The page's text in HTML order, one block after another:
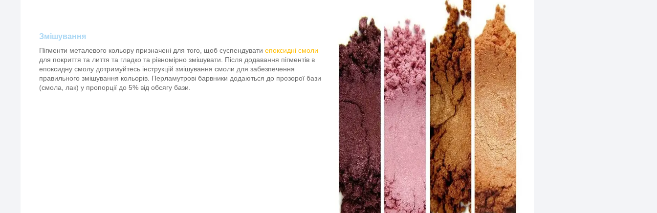
Змішування
Пігменти металевого кольору призначені для того, щоб суспендувати епоксидні смоли
для покриття та лиття та гладко та рівномірно змішувати. Після додавання пігментів в
епоксидну смолу дотримуйтесь інструкцій змішування смоли для забезпечення
правильного змішування кольорів. Перламутрові барвники додаються до прозорої бази
(смола, лак) у пропорції до 5% від обсягу бази.